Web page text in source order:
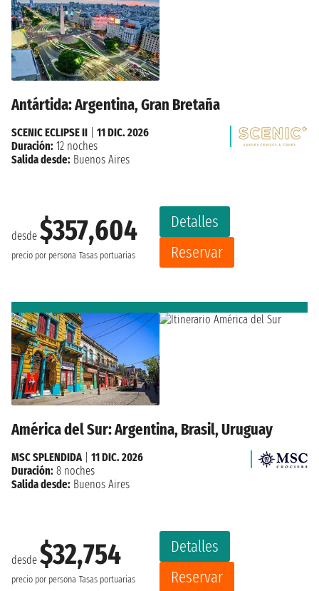
Antártida: Argentina, Gran Bretaña
desde $357,604
precio por persona Tasas portuarias
Detalles
Reservar
SCENIC ECLIPSE II
11 DIC. 2026
Duración: 12 noches
Salida desde: Buenos Aires
América del Sur: Argentina, Brasil, Uruguay
desde $32,754
precio por persona Tasas portuarias
Detalles
Reservar
MSC SPLENDIDA| 11 DIC. 2026
Duración: 8 noches
Salida desde: Buenos Aires